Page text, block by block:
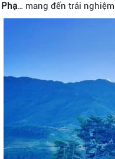
… mang đến trải